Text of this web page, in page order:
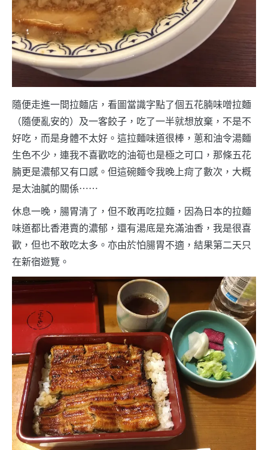
隨便走進一間拉麵店，看圖當識字點了個五花腩味噌拉麵
（隨便亂安的）及一客餃子，吃了一半就想放棄，不是不
好吃，而是身體不太好。這拉麵味道很棒，蔥和油令湯麵
生色不少，連我不喜歡吃的油筍也是極之可口，那條五花
腩更是濃郁又有口感。但這碗麵令我晚上疴了數次，大概
是太油膩的關係⋯⋯
休息一晚，腸胃清了，但不敢再吃拉麵，因為日本的拉麵
味道都比香港賣的濃郁，還有湯底是充滿油香，我是很喜
歡，但也不敢吃太多。亦由於怕腸胃不適，結果第二天只
在新宿遊覽。